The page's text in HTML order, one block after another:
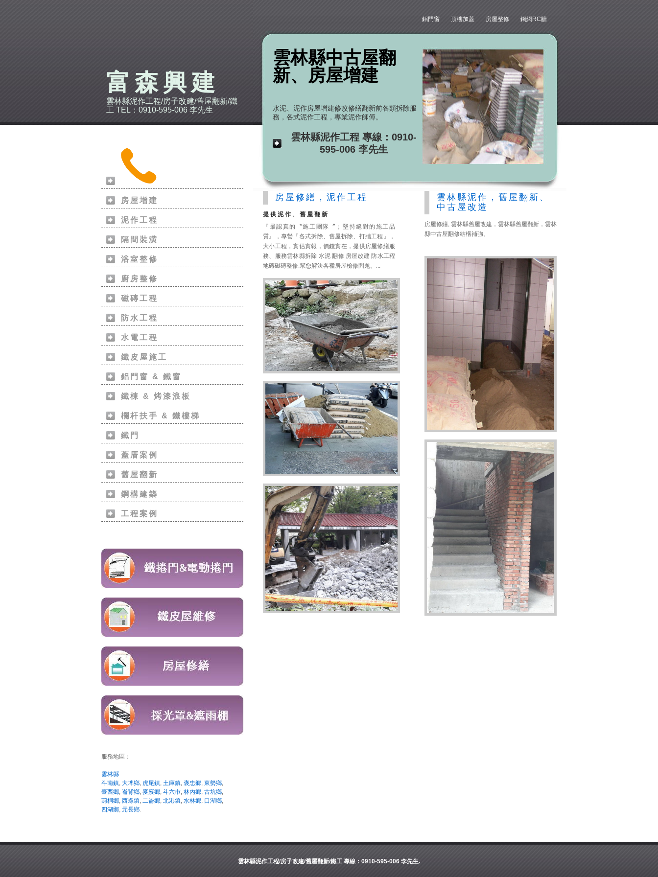
富森興建
雲林縣泥作工程/房子改建/舊屋翻新/鐵
工 TEL：0910-595-006 李先生
房屋增建
泥作工程
隔間裝潢
浴室整修
廚房整修
磁磚工程
防水工程
水電工程
鐵皮屋施工
鋁門窗 & 鐵窗
鐵棟 & 烤漆浪板
欄杆扶手 & 鐵樓梯
鐵門
蓋厝案例
舊屋翻新
鋼構建築
工程案例
服務地區：
雲林縣
斗南鎮, 大埤鄉, 虎尾鎮, 土庫鎮, 褒忠鄉, 東勢鄉,
臺西鄉, 崙背鄉, 麥竂鄉, 斗六巿, 林內鄉, 古坑鄉,
莿桐鄉, 西螺鎮, 二崙鄉, 北港鎮, 水林鄉, 口湖鄉,
四湖鄉, 元長鄉.
鋁門窗 頂樓加蓋 房屋整修 鋼網RC牆
雲林縣中古屋翻
新、房屋增建
水泥、泥作房屋增建修改修繕翻新前各類拆除服
務，各式泥作工程，專業泥作師傅。
雲林縣泥作工程 專線：0910-
595-006 李先生
房屋修繕，泥作工程
提供泥作、舊屋翻新
『最認真的〝施工團隊〞；堅持絕對的施工品
質』，專營『各式拆除、舊屋拆除、打牆工程』，
大小工程，實估實報，價錢實在，提供房屋修繕服
務、服務雲林縣拆除 水泥 翻修 房屋改建 防水工程
地磚磁磚整修.幫您解決各種房屋檢修問題。...
雲林縣泥作，舊屋翻新、
中古屋改造
房屋修繕, 雲林縣舊屋改建，雲林縣舊屋翻新，雲林
縣中古屋翻修結構補強。
雲林縣泥作工程/房子改建/舊屋翻新/鐵工 專線：0910-595-006 李先生.